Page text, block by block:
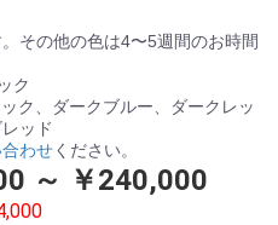
その他の色は4〜5週間のお時間
ク
、ダークブルー、ダークレッ
ッド
わせください。
～ ￥240,000